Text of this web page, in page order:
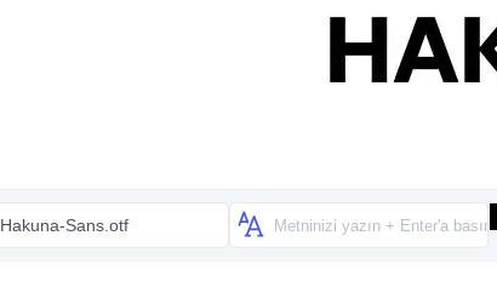
Hakuna-Sans.otf